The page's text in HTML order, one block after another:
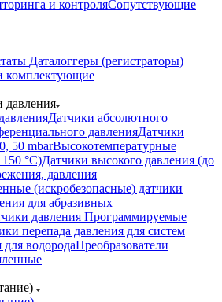
и контроляСопутствующие
Даталоггеры (регистраторы)
комплектующие
давления
Датчики абсолютного
давленияДатчики
50 mbarВысокотемпературные
°C)Датчики высокого давления (до
давления
(искробезопасные) датчики
для абразивных
давления Программируемые
перепада давления для систем
водородаПреобразователи